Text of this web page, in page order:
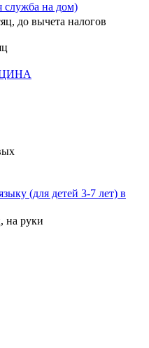
служба на дом)
до вычета налогов
(для детей 3-7 лет) в
на руки